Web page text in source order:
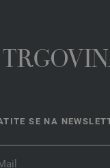
SE NA